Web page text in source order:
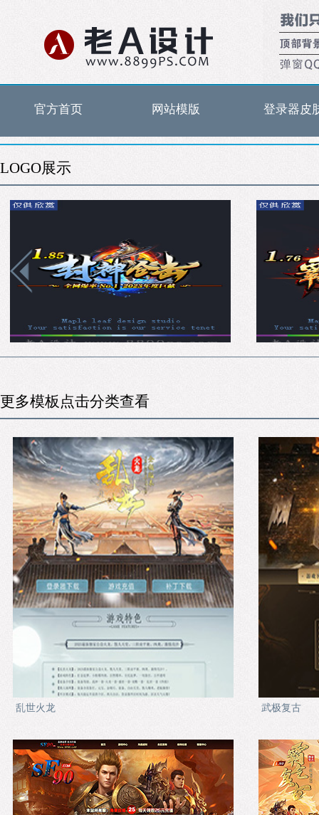
官方首页 网站模版 登录器皮
LOGO展示
更多模板点击分类查看
乱世火龙 武极复古